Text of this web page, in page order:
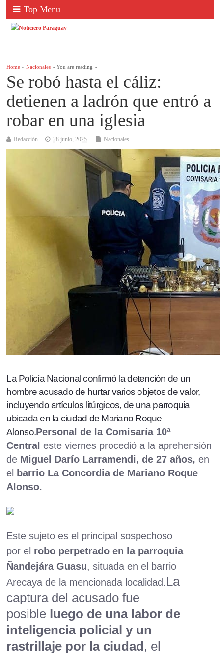
Top Menu
Home »Nacionales » You are reading »
Se robó hasta el cáliz:
detienen a ladrón que entró a
robar en una iglesia
Redacción 28 junio, 2025 Nacionales
La Policía Nacional confirmó la detención de un
hombre acusado de hurtar varios objetos de valor,
incluyendo artículos litúrgicos, de una parroquia
ubicada en la ciudad de Mariano Roque
Alonso.Personal de la Comisaría 10ª
Central este viernes procedió a la aprehensión
de Miguel Darío Larramendi, de 27 años, en
el
barrio La Concordia de Mariano Roque
Alonso.
Este sujeto es el principal sospechoso
por el robo perpetrado en la parroquia
Ñandejára Guasu, situada en el barrio
Arecaya de la mencionada localidad.La
captura del acusado fue
posible luego de una labor de
inteligencia policial y un
rastrillaje por la ciudad , el